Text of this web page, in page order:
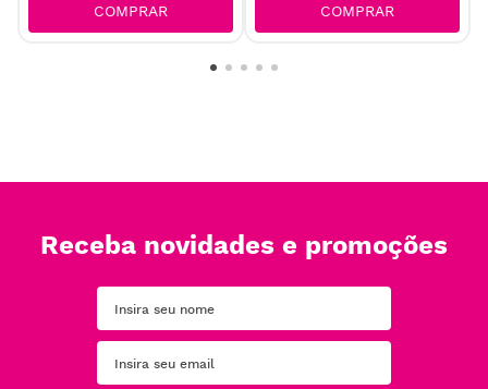
COMPRAR COMPRAR
Receba novidades e promoções